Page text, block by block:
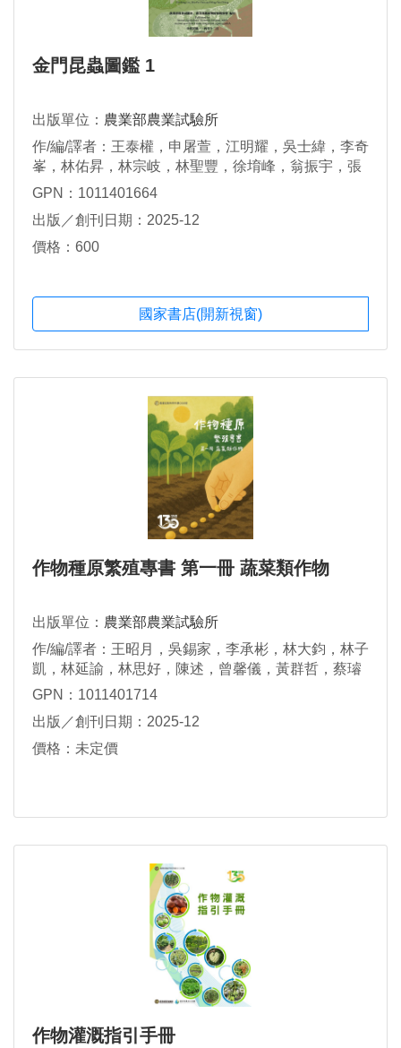
金門昆蟲圖鑑 1
出版單位： 農業部農業試驗所
作/編/譯者：王泰權，申屠萱，江明耀，吳士緯，李奇
峯，林佑昇，林宗岐，林聖豐，徐堉峰，翁振宇，張
淑貞，許北辰，陳怡如，陳淑佩，黃千育，楊婉秀，
GPN：1011401664
出版／創刊日期：2025-12
價格：600
國家書店(開新視窗)
作物種原繁殖專書 第一冊 蔬菜類作物
出版單位： 農業部農業試驗所
作/編/譯者：王昭月，吳錫家，李承彬，林大鈞，林子
凱，林延諭，林思好，陳述，曾馨儀，黃群哲，蔡璿
如，蕭閔建，洪瑛穗，張倚瓏，張勝智，張惠如，郭
洪丞瑩
GPN：1011401714
出版／創刊日期：2025-12
價格：未定價
作物灌溉指引手冊